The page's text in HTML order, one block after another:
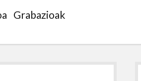
Grabazioak